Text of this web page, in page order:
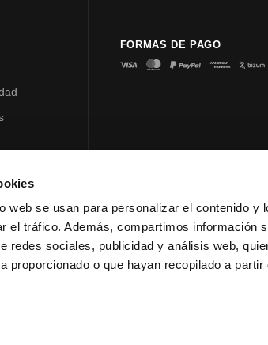
web se usan para personalizar el contenido y
el tráfico. Además, compartimos información
redes sociales, publicidad y análisis web,
proporcionado o que hayan recopilado a
FORMAS DE PAGO